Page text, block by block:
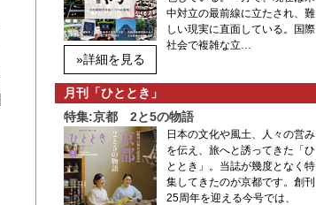
»詳細を見る
中対立の最前線に立たされ、難
しい現実に直面している。国際
社会で複雑な立…
月刊「ひととき」
特集:京都 2と5の物語
日本の文化や風土、人々の営み
を伝え、旅へと誘ってきた「ひ
ととき」。当誌が幾度となく特
集してきたのが京都です。創刊
25周年を迎える今号では、